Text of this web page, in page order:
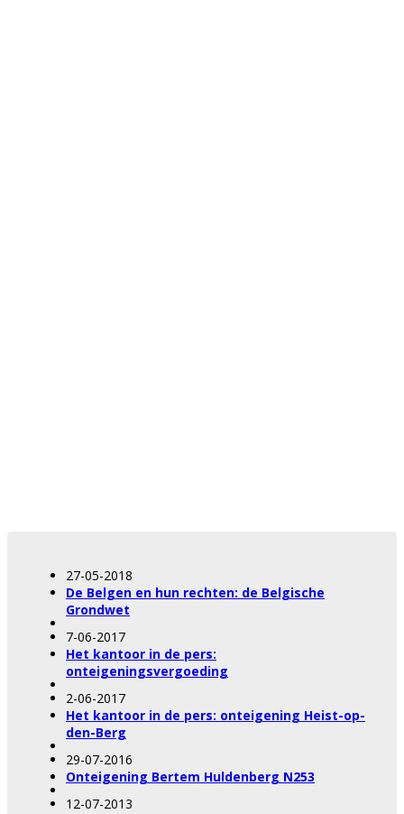
27-05-2018
De Belgen en hun rechten: de Belgische
Grondwet
7-06-2017
Het kantoor in de pers:
onteigeningsvergoeding
2-06-2017
Het kantoor in de pers: onteigening Heist-op-
den-Berg
29-07-2016
Onteigening Bertem Huldenberg N253
12-07-2013